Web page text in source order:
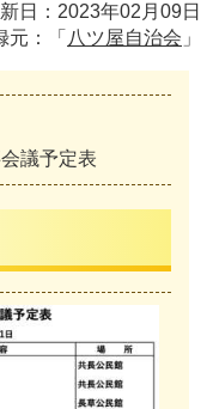
日：2023年02月09日
元：「 八ツ屋自治会 」
会議予定表